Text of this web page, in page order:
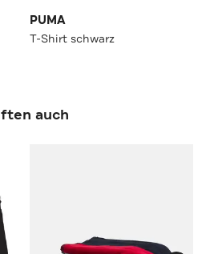
PUMA
T-Shirt schwarz
auch